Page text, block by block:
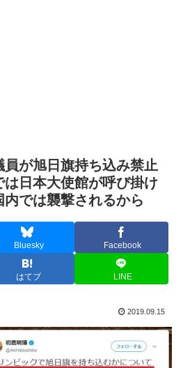
が旭日旗持ち込み禁止
日本大使館が呼び掛け
では襲撃されるから
Bluesky Facebook
はてブ LINE
2019.09.15